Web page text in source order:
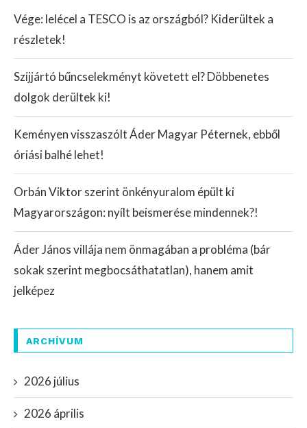
Vége: lelécel a TESCO is az országból? Kiderültek a
részletek!
Szijjártó bűncselekményt követett el? Döbbenetes
dolgok derültek ki!
Keményen visszaszólt Áder Magyar Péternek, ebből
óriási balhé lehet!
Orbán Viktor szerint önkényuralom épült ki
Magyarországon: nyílt beismerése mindennek?!
Áder János villája nem önmagában a probléma (bár
sokak szerint megbocsáthatatlan), hanem amit
jelképez
ARCHÍVUM
2026 július
2026 április